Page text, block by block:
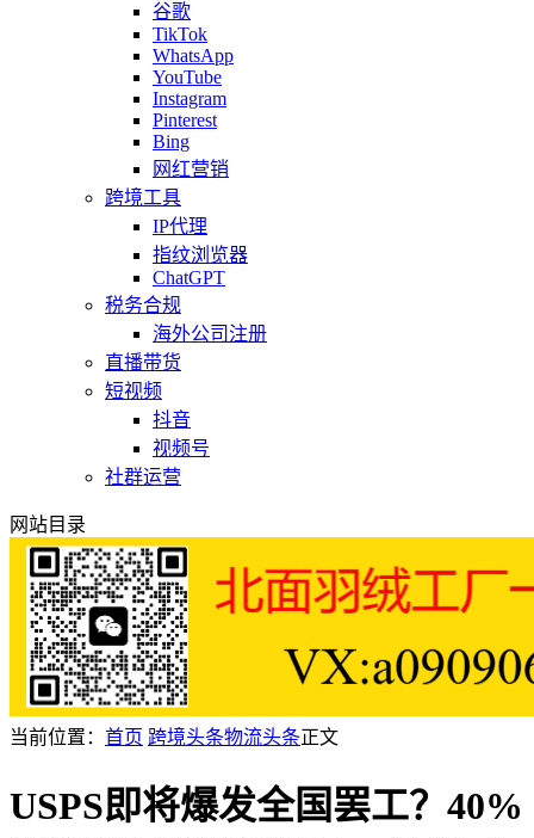
谷歌
TikTok
WhatsApp
YouTube
Instagram
Pinterest
Bing
网红营销
跨境工具
IP代理
指纹浏览器
ChatGPT
税务合规
海外公司注册
直播带货
短视频
抖音
视频号
社群运营
网站目录
当前位置： 首页 跨境头条物流头条正文
USPS即将爆发全国罢工？40%